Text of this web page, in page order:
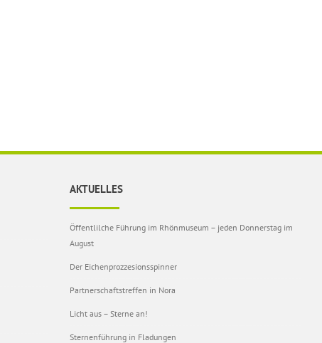
AKTUELLES
Öffentlilche Führung im Rhönmuseum – jeden Donnerstag im
August
Der Eichenprozzesionsspinner
Partnerschaftstreffen in Nora
Licht aus – Sterne an!
Sternenführung in Fladungen